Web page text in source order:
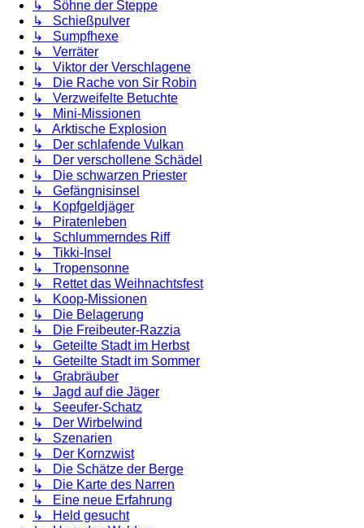
↳ Söhne der Steppe
↳ Schießpulver
↳ Sumpfhexe
↳ Verräter
↳ Viktor der Verschlagene
↳ Die Rache von Sir Robin
↳ Verzweifelte Betuchte
↳ Mini-Missionen
↳ Arktische Explosion
↳ Der schlafende Vulkan
↳ Der verschollene Schädel
↳ Die schwarzen Priester
↳ Gefängnisinsel
↳ Kopfgeldjäger
↳ Piratenleben
↳ Schlummerndes Riff
↳ Tikki-Insel
↳ Tropensonne
↳ Rettet das Weihnachtsfest
↳ Koop-Missionen
↳ Die Belagerung
↳ Die Freibeuter-Razzia
↳ Geteilte Stadt im Herbst
↳ Geteilte Stadt im Sommer
↳ Grabräuber
↳ Jagd auf die Jäger
↳ Seeufer-Schatz
↳ Der Wirbelwind
↳ Szenarien
↳ Der Kornzwist
↳ Die Schätze der Berge
↳ Die Karte des Narren
↳ Eine neue Erfahrung
↳ Held gesucht